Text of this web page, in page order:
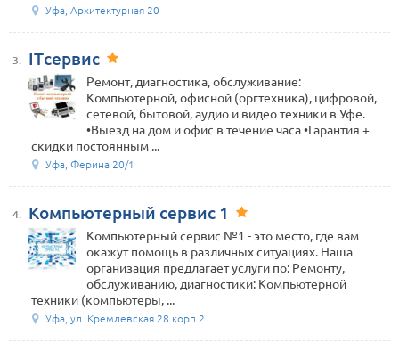
Уфа, Архитектурная 20
3. ITсервис
Ремонт, диагностика, обслуживание:
Компьютерной, офисной (оргтехника), цифровой,
сетевой, бытовой, аудио и видео техники в Уфе.
•Выезд на дом и офис в течение часа •Гарантия +
скидки постоянным ...
Уфа, Ферина 20/1
4. Компьютерный сервис 1
Компьютерный сервис №1 - это место, где вам
окажут помощь в различных ситуациях. Наша
организация предлагает услуги по: Ремонту,
обслуживанию, диагностики: Компьютерной
техники (компьютеры, ...
Уфа, ул. Кремлевская 28 корп 2